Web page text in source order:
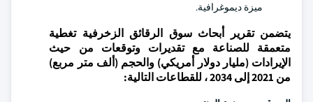
ميزة ديموغرافية.
يتضمن تقرير أبحاث سوق الرقائق الزخرفية تغطية
متعمقة للصناعة مع تقديرات وتوقعات من حيث
الإيرادات (مليار دولار أمريكي) والحجم (ألف متر مربع)
من 2021 إلى 2034 ، للقطاعات التالية: